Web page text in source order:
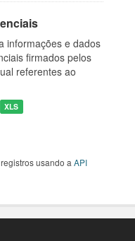
informações e dados
firmados pelos
referentes ao
XLS
usando a API